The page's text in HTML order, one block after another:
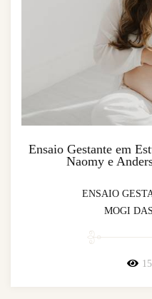
Ensaio Gestante em
Naomy e
ENSAIO
MOGI